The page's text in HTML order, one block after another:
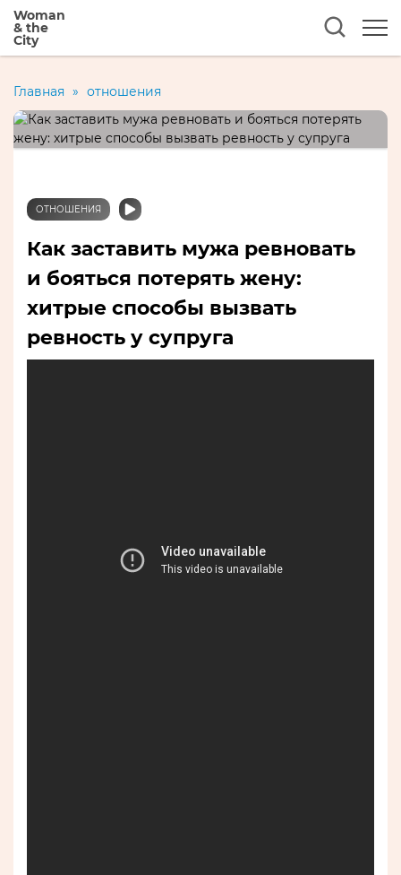
Woman
& the
City
Главная » отношения
ОТНОШЕНИЯ
Как заставить мужа ревновать
и бояться потерять жену:
хитрые способы вызвать
ревность у супруга